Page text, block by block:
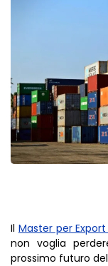
Il Master per
non voglia
prossimo futuro